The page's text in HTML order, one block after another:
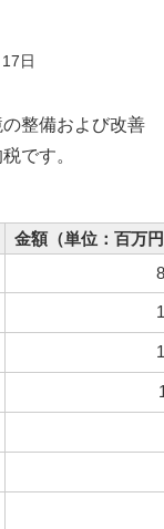
日
整備および改善
です。
金額（単位：百万